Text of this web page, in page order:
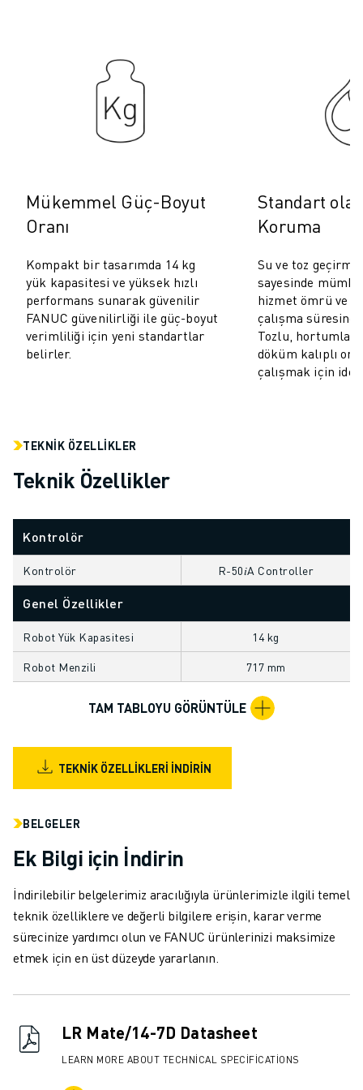
ROBOCUT TEL EROZYON MAKINELERI
ROBOCUT DONANIM
ROBOCUT ÖNLEYICI BAKIM
ROBOCUT SÜRDÜRÜLEBILIRLIK
ÜRETIM VERIMLILIĞINI ARTIRMAK IÇIN AKILLI FABRIKA ÇÖZÜMLERI
ÜRÜN KAYDI » FANUC PORTAL
ÇÖZÜMLER
ENDÜSTRILER
TÜM SEKTÖRLER
HAVACILIK
OTOMOTIV
MEDIKAL
DEPOLAMA, LOJISTIK, SEVKIYAT
ARK KAYNAĞI
BIRLEŞTIRME
CNC TAŞLAMA
CNC FREZELEME
CNC TORNA
YÜKSEK HIZLI DELME VE KILAVUZ ÇEKME
MAKINE BESLEME
GÖRSEL DENETIM
VAKA ÇALIŞMALARI
MÜŞTERI HIZMETLERI
MÜŞTERI HIZMETLERI
SAHA VE BAKIM
UZAKTAN TEKNIK DESTEK
YEDEK PARÇALAR
DIJITAL SERVIS ARAÇLARI
İNDIRME MERKEZI » MYFANUC
Mükemmel Güç-Boyut
Oranı
Kompakt bir tasarımda 14 kg
yük kapasitesi ve yüksek hızlı
performans sunarak güvenilir
FANUC güvenilirliği ile güç-boyut
verimliliği için yeni standartlar
belirler.
Standart
Koruma
Su ve toz
sayesinde
hizmet ömrü ve
çalışma
Tozlu,
döküm kalıplı
çalışmak için
TEKNIK ÖZELLIKLER
Teknik Özellikler
Kontrolör
Kontrolör R-50𝑖A Controller
Genel Özellikler
Robot Yük Kapasitesi 14 kg
Robot Menzili 717 mm
TAM TABLOYU GÖRÜNTÜLE
TEKNIK ÖZELLIKLERI İNDIRIN
BELGELER
Ek Bilgi için İndirin
İndirilebilir belgelerimiz aracılığıyla ürünlerimizle ilgili temel
teknik özelliklere ve değerli bilgilere erişin, karar verme
sürecinize yardımcı olun ve FANUC ürünlerinizi maksimize
etmek için en üst düzeyde yararlanın.
LR Mate/14-7D Datasheet
LEARN MORE ABOUT TECHNICAL SPECIFICATIONS